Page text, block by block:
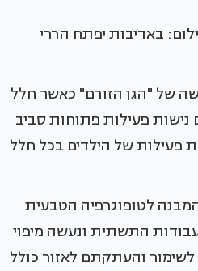
באדיבות יפתח הררי
של "הגן הזורם" כאשר חלל
נישות פעילות פתוחות סביב
פעילות של הילדים בכל חלל
לטופוגרפיה הטבעית
התשתית ונעשה מיפוי
והעתקתם לאזור כולל